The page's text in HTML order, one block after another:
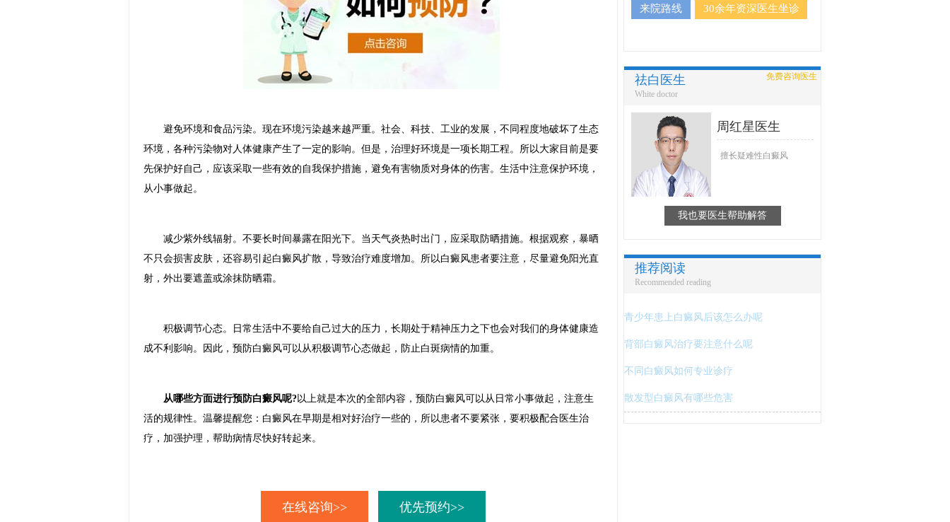
避免环境和食品污染。现在环境污染越来越严重。社会、科技、工业的发展，不同程度地破坏了生态
环境，各种污染物对人体健康产生了一定的影响。但是，治理好环境是一项长期工程。所以大家目前是要
先保护好自己，应该采取一些有效的自我保护措施，避免有害物质对身体的伤害。生活中注意保护环境，
从小事做起。
减少紫外线辐射。不要长时间暴露在阳光下。当天气炎热时出门，应采取防晒措施。根据观察，暴晒
不只会损害皮肤，还容易引起白癜风扩散，导致治疗难度增加。所以白癜风患者要注意，尽量避免阳光直
射，外出要遮盖或涂抹防晒霜。
积极调节心态。日常生活中不要给自己过大的压力，长期处于精神压力之下也会对我们的身体健康造
成不利影响。因此，预防白癜风可以从积极调节心态做起，防止白斑病情的加重。
从哪些方面进行预防白癜风呢?以上就是本次的全部内容，预防白癜风可以从日常小事做起，注意生
活的规律性。温馨提醒您：白癜风在早期是相对好治疗一些的，所以患者不要紧张，要积极配合医生治
疗，加强护理，帮助病情尽快好转起来。
在线咨询>> 优先预约>>
来院路线 30余年资深医生坐诊
祛白医生
White doctor
免费咨询医生
周红星医生
擅长疑难性白癜风
我也要医生帮助解答
推荐阅读
Recommended reading
青少年患上白癜风后该怎么办呢
背部白癜风治疗要注意什么呢
不同白癜风如何专业诊疗
散发型白癜风有哪些危害